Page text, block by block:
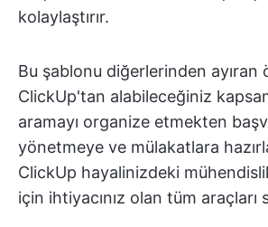
kolaylaştırır.
Bu şablonu diğerlerinden ayıran
ClickUp'tan alabileceğiniz
aramayı organize etmekten
yönetmeye ve mülakatlara
ClickUp hayalinizdeki
için ihtiyacınız olan tüm araçları